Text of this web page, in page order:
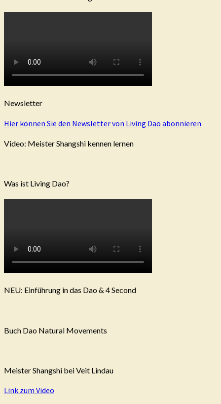
Newsletter
Hier können Sie den Newsletter von Living Dao abonnieren
Video: Meister Shangshi kennen lernen
Was ist Living Dao?
NEU: Einführung in das Dao & 4 Second
Buch Dao Natural Movements
Meister Shangshi bei Veit Lindau
Link zum Video